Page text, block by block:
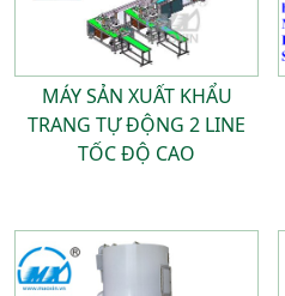
MÁY SẢN XUẤT KHẨU
TRANG TỰ ĐỘNG 2 LINE
TỐC ĐỘ CAO